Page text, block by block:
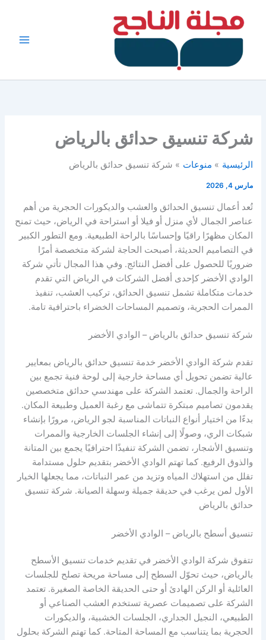
شركة تنسيق حدائق بالرياض
الرئيسية منوعات شركة تنسيق حدائق بالرياض
مارس 4, 2026
تُعد أعمال تنسيق الحدائق والعشب والديكورات الحجرية من أهم
عناصر الجمال لأي منزل أو فيلا أو استراحة في الرياض، حيث تمنح
المكان مظهرًا راقيًا وإحساسًا بالراحة الطبيعية. ومع التطور الكبير
في التصاميم الحديثة، أصبحت الحاجة لشركة متخصصة أمرًا
ضروريًا للحصول على أفضل النتائج. وفي هذا المجال تأتي شركة
الوادي الأخضر كإحدى أفضل الشركات في الرياض التي تقدم
خدمات متكاملة تشمل تنسيق الحدائق، تركيب العشب، تنفيذ
الممرات الحجرية، وتصميم المساحات الخضراء باحترافية تامة.
شركة تنسيق حدائق بالرياض – الوادي الأخضر
تقدم شركة الوادي الأخضر خدمة تنسيق حدائق بالرياض بمعايير
عالية تضمن تحويل أي مساحة خارجية إلى لوحة فنية تجمع بين
الراحة والجمال. تعتمد الشركة على مهندسي حدائق متخصصين
يقدمون تصاميم مبتكرة تتماشى مع رغبة العميل وطبيعة المكان.
بدءًا من اختيار أنواع النباتات المناسبة لجو الرياض، مرورًا بإنشاء
شبكات الري، وصولًا إلى إنشاء الجلسات الخارجية والممرات
وتنسيق الأشجار، تضمن الشركة تنفيذًا احترافيًا يجمع بين المتانة
والذوق الرفيع. كما تهتم الوادي الأخضر بتقديم حلول مستدامة
تقلل من استهلاك المياه وتزيد من عمر النباتات، مما يجعلها الخيار
الأول لمن يرغب في حديقة جميلة وسهلة الصيانة. شركة تنسيق
حدائق بالرياض
تنسيق أسطح بالرياض – الوادي الأخضر
تتفوق شركة الوادي الأخضر في تقديم خدمات تنسيق الأسطح
بالرياض، حيث تحوّل السطح إلى مساحة مريحة تصلح للجلسات
العائلية أو الركن الهادئ أو حتى الحديقة الخاصة الصغيرة. تعتمد
الشركة على تصميمات عصرية تستخدم العشب الصناعي أو
الطبيعي، النجيل الجداري، الجلسات الخشبية، والديكورات
الحجرية بما يتناسب مع المساحة المتاحة. كما تهتم الشركة بحلول